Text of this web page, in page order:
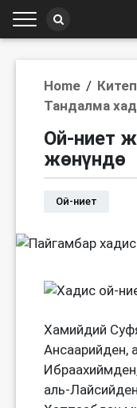
Home /
Тандалма
Ой-ниет
жөнүндө
Ой-ниет
Хамийдий
Ансаарийден,
аль-